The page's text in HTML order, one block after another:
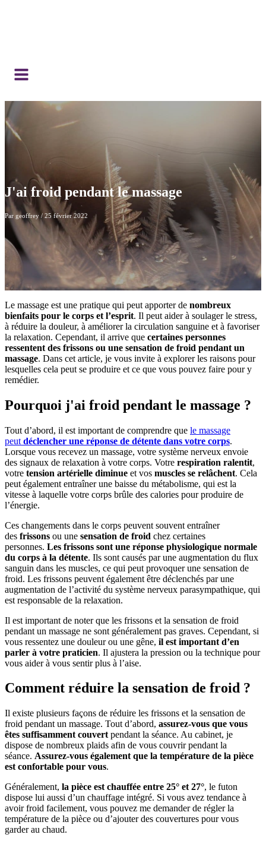
J'ai froid pendant le massage
Par geoffrey / 25 février 2022
Le massage est une pratique qui peut apporter de nombreux
bienfaits pour le corps et l’esprit. Il peut aider à soulager le stress,
à réduire la douleur, à améliorer la circulation sanguine et à favoriser
la relaxation. Cependant, il arrive que certaines personnes
ressentent des frissons ou une sensation de froid pendant un
massage. Dans cet article, je vous invite à explorer les raisons pour
lesquelles cela peut se produire et ce que vous pouvez faire pour y
remédier.
Pourquoi j'ai froid pendant le massage ?
Tout d’abord, il est important de comprendre que le massage
peut déclencher une réponse de détente dans votre corps.
Lorsque vous recevez un massage, votre système nerveux envoie
des signaux de relaxation à votre corps. Votre respiration ralentit,
votre tension artérielle diminue et vos muscles se relâchent. Cela
peut également entraîner une baisse du métabolisme, qui est la
vitesse à laquelle votre corps brûle des calories pour produire de
l’énergie.
Ces changements dans le corps peuvent souvent entraîner
des frissons ou une sensation de froid chez certaines
personnes. Les frissons sont une réponse physiologique normale
du corps à la détente. Ils sont causés par une augmentation du flux
sanguin dans les muscles, ce qui peut provoquer une sensation de
froid. Les frissons peuvent également être déclenchés par une
augmentation de l’activité du système nerveux parasympathique, qui
est responsable de la relaxation.
Il est important de noter que les frissons et la sensation de froid
pendant un massage ne sont généralement pas graves. Cependant, si
vous ressentez une douleur ou une gêne, il est important d’en
parler à votre praticien. Il ajustera la pression ou la technique pour
vous aider à vous sentir plus à l’aise.
Comment réduire la sensation de froid ?
Il existe plusieurs façons de réduire les frissons et la sensation de
froid pendant un massage. Tout d’abord, assurez-vous que vous
êtes suffisamment couvert pendant la séance. Au cabinet, je
dispose de nombreux plaids afin de vous couvrir pendant la
séance. Assurez-vous également que la température de la pièce
est confortable pour vous.
Généralement, la pièce est chauffée entre 25° et 27°, le futon
dispose lui aussi d’un chauffage intégré. Si vous avez tendance à
avoir froid facilement, vous pouvez me demander de régler la
température de la pièce ou d’ajouter des couvertures pour vous
garder au chaud.